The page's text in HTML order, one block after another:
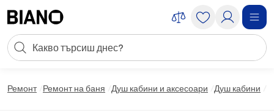
Търсене
Ремонт Ремонт на баня Душ кабини и аксесоари Душ кабини